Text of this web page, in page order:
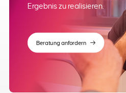
Ergebnis zu realisieren.
Beratung anfordern